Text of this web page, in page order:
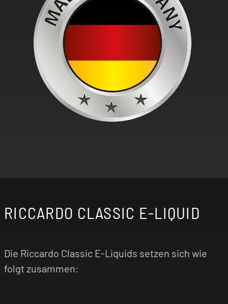
RICCARDO CLASSIC E-LIQUID
Die Riccardo Classic E-Liquids setzen sich wie
folgt zusammen: